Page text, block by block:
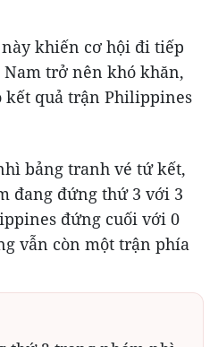
khiến cơ hội đi tiếp
trở nên khó khăn,
kết quả trận Philippines
bảng tranh vé tứ kết,
đang đứng thứ 3 với 3
đứng cuối với 0
vẫn còn một trận phía